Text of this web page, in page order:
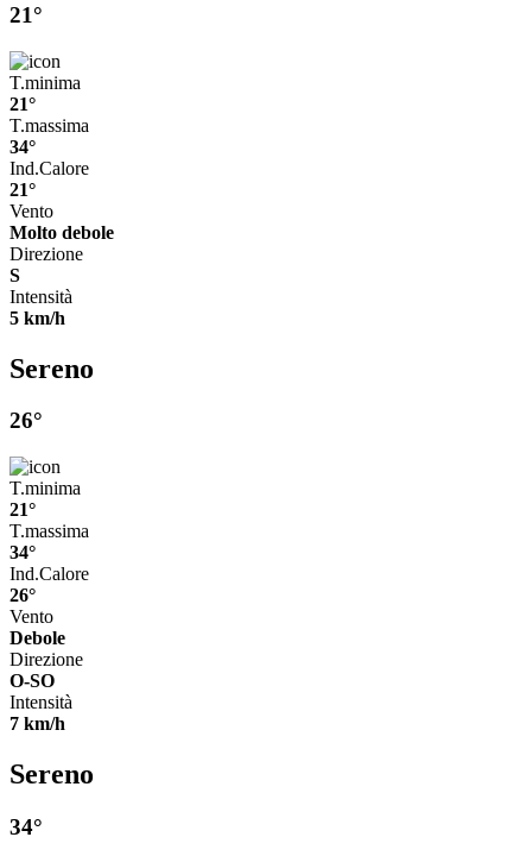
21°
T.minima
21°
T.massima
34°
Ind.Calore
21°
Vento
Molto debole
Direzione
S
Intensità
5 km/h
Sereno
26°
T.minima
21°
T.massima
34°
Ind.Calore
26°
Vento
Debole
Direzione
O-SO
Intensità
7 km/h
Sereno
34°